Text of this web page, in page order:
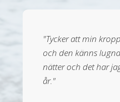
"Tycker att min
och den känns
nätter och det har
år."